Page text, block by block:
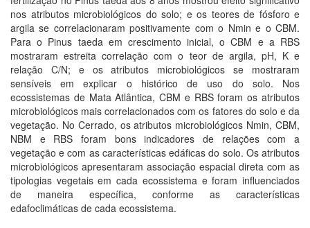
nos atributos microbiológicos do solo; e os teores de fósforo e
argila se correlacionaram positivamente com o Nmin e o CBM.
Para o Pinus taeda em crescimento inicial, o CBM e a RBS
mostraram estreita correlação com o teor de argila, pH, K e
relação C/N; e os atributos microbiológicos se mostraram
sensíveis em explicar o histórico de uso do solo. Nos
ecossistemas de Mata Atlântica, CBM e RBS foram os atributos
microbiológicos mais correlacionados com os fatores do solo e da
vegetação. No Cerrado, os atributos microbiológicos Nmin, CBM,
NBM e RBS foram bons indicadores de relações com a
vegetação e com as características edáficas do solo. Os atributos
microbiológicos apresentaram associação espacial direta com as
tipologias vegetais em cada ecossistema e foram influenciados
de maneira específica, conforme as características
edafoclimáticas de cada ecossistema.